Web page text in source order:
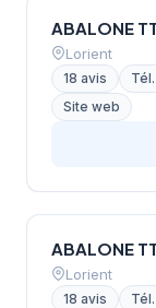
ABALONE
Lorient
18 avis
Site web
ABALONE
Lorient
18 avis